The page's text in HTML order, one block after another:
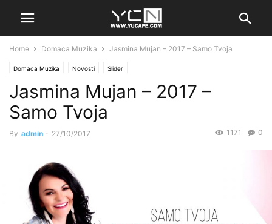
Home Domaca Muzika Jasmina Mujan – 2017 – Samo Tvoja
Domaca Muzika Novosti Slider
Jasmina Mujan – 2017 –
Samo Tvoja
By admin - 27/10/2017 0
1171